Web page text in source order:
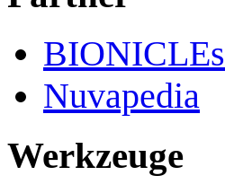
Nuvapedia
Werkzeuge